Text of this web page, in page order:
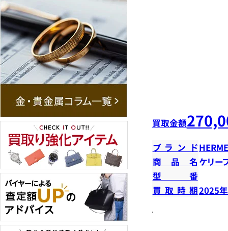
買取金額
ブランド
商品名 ケリー
型番
買取時期2025